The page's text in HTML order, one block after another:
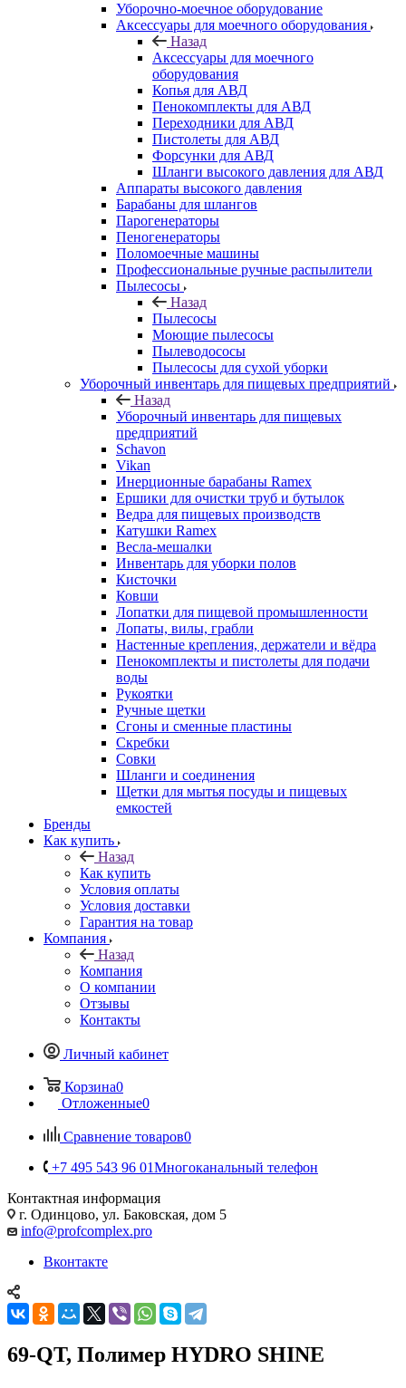
Уборочно-моечное оборудование
Аксессуары для моечного оборудования
Назад
Аксессуары для моечного
оборудования
Копья для АВД
Пенокомплекты для АВД
Переходники для АВД
Пистолеты для АВД
Форсунки для АВД
Шланги высокого давления для АВД
Аппараты высокого давления
Барабаны для шлангов
Парогенераторы
Пеногенераторы
Поломоечные машины
Профессиональные ручные распылители
Пылесосы
Назад
Пылесосы
Моющие пылесосы
Пылеводососы
Пылесосы для сухой уборки
Уборочный инвентарь для пищевых предприятий
Назад
Уборочный инвентарь для пищевых
предприятий
Schavon
Vikan
Инерционные барабаны Ramex
Ершики для очистки труб и бутылок
Ведра для пищевых производств
Катушки Ramex
Весла-мешалки
Инвентарь для уборки полов
Кисточки
Ковши
Лопатки для пищевой промышленности
Лопаты, вилы, грабли
Настенные крепления, держатели и вёдра
Пенокомплекты и пистолеты для подачи
воды
Рукоятки
Ручные щетки
Сгоны и сменные пластины
Скребки
Совки
Шланги и соединения
Щетки для мытья посуды и пищевых
емкостей
Бренды
Как купить
Назад
Как купить
Условия оплаты
Условия доставки
Гарантия на товар
Компания
Назад
Компания
О компании
Отзывы
Контакты
Личный кабинет
Корзина0
Отложенные0
Сравнение товаров0
+7 495 543 96 01Многоканальный телефон
Контактная информация
г. Одинцово, ул. Баковская, дом 5
info@profcomplex.pro
Вконтакте
69-QT, Полимер HYDRO SHINE